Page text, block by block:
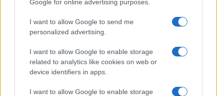
Google for online advertising purposes.
I want to allow Google to send me
personalized advertising.
I want to allow Google to enable storage
related to analytics like cookies on web or
device identifiers in apps.
I want to allow Google to enable storage
Olbia, divieto di sosta contro spaccio e degrado:
esplode la protesta
soluzione ideale per la casa e l’ufficio